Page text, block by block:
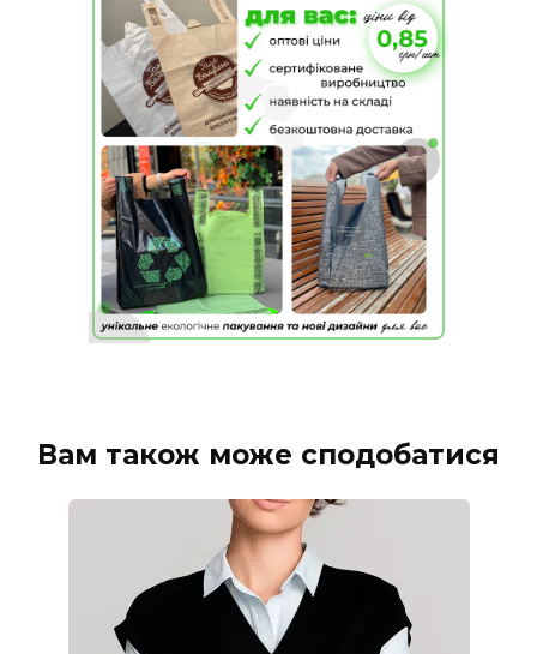
Вам також може сподобатися